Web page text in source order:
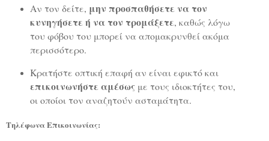
Αν τον δείτε, μην προσπαθήσετε να τον
κυνηγήσετε ή να τον τρομάξετε, καθώς λόγω
του φόβου του μπορεί να απομακρυνθεί ακόμα
περισσότερο.
Κρατήστε οπτική επαφή αν είναι εφικτό και
επικοινωνήστε αμέσωςμε τους ιδιοκτήτες του,
οι οποίοι τον αναζητούν ασταμάτητα.
Τηλέφωνα Επικοινωνίας: